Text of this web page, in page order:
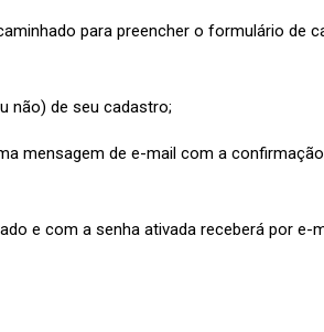
para preencher o formulário de
não) de seu cadastro;
mensagem de e-mail com a
e com a senha ativada receberá por